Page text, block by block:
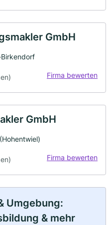
GmbH
Birkendorf
Firma bewerten
GmbH
Firma bewerten
Umgebung:
& mehr